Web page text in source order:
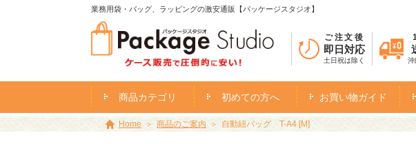
業務用袋・バッグ、ラッピングの激安通販【パッケージスタジオ】
ご注文後
即日対応
土日祝は除く 沖
商品カテゴリ 初めての方へ お買い物ガイド
Home 商品のご案内 自動紐バッグ T-A4 [M]